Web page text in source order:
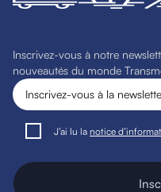
Inscrivez-vous à notre
nouveautés du monde
J’ai lu la notice